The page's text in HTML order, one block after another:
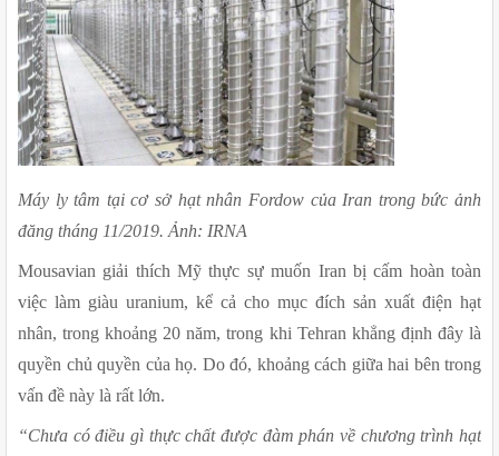
Máy ly tâm tại cơ sở hạt nhân Fordow của Iran trong bức ảnh
đăng tháng 11/2019. Ảnh: IRNA
Mousavian giải thích Mỹ thực sự muốn Iran bị cấm hoàn toàn
việc làm giàu uranium, kể cả cho mục đích sản xuất điện hạt
nhân, trong khoảng 20 năm, trong khi Tehran khẳng định đây là
quyền chủ quyền của họ. Do đó, khoảng cách giữa hai bên trong
vấn đề này là rất lớn.
“Chưa có điều gì thực chất được đàm phán về chương trình hạt